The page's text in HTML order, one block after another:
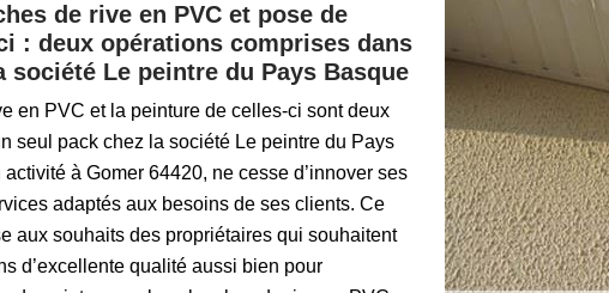
de rive en PVC et pose de
: deux opérations comprises dans
société Le peintre du Pays Basque
en PVC et la peinture de celles-ci sont deux
seul pack chez la société Le peintre du Pays
à Gomer 64420, ne cesse d’innover ses
adaptés aux besoins de ses clients. Ce
aux souhaits des propriétaires qui souhaitent
d’excellente qualité aussi bien pour